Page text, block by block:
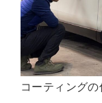
コーティング